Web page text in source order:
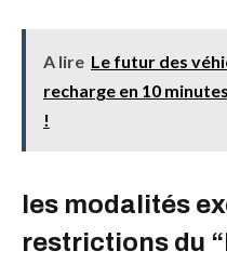
A lire Le futur des
recharge en 10
!
les modalités
restrictions du